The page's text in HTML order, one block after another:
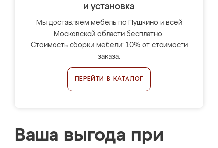
и установка
Мы доставляем мебель по Пушкино и всей
Московской области бесплатно!
Стоимость сборки мебели: 10% от стоимости
заказа.
ПЕРЕЙТИ В КАТАЛОГ
Ваша выгода при